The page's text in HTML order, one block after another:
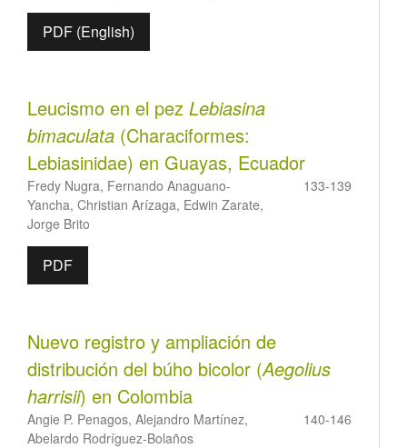
PDF (English)
Leucismo en el pez Lebiasina
bimaculata (Characiformes:
Lebiasinidae) en Guayas, Ecuador
Fredy Nugra, Fernando Anaguano-
Yancha, Christian Arízaga, Edwin Zarate,
Jorge Brito
133-139
PDF
Nuevo registro y ampliación de
distribución del búho bicolor (Aegolius
harrisii) en Colombia
Angie P. Penagos, Alejandro Martínez,
Abelardo Rodríguez-Bolaños
140-146